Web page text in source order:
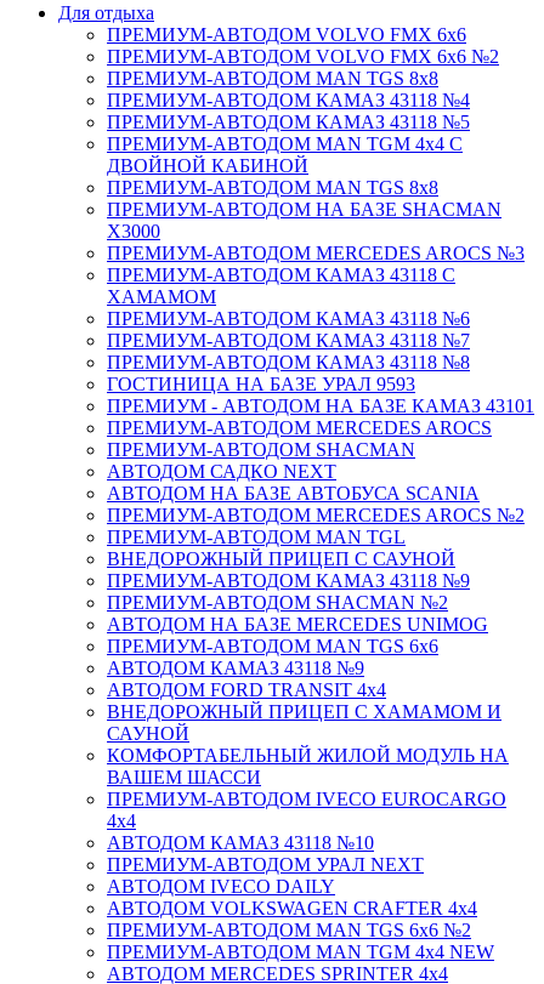
Для отдыха
ПРЕМИУМ-АВТОДОМ VOLVO FMX 6x6
ПРЕМИУМ-АВТОДОМ VOLVO FMX 6x6 №2
ПРЕМИУМ-АВТОДОМ MAN TGS 8х8
ПРЕМИУМ-АВТОДОМ КАМАЗ 43118 №4
ПРЕМИУМ-АВТОДОМ КАМАЗ 43118 №5
ПРЕМИУМ-АВТОДОМ MAN TGM 4х4 С
ДВОЙНОЙ КАБИНОЙ
ПРЕМИУМ-АВТОДОМ MAN TGS 8х8
ПРЕМИУМ-АВТОДОМ НА БАЗЕ SHACMAN
X3000
ПРЕМИУМ-АВТОДОМ MERCEDES AROCS №3
ПРЕМИУМ-АВТОДОМ КАМАЗ 43118 С
ХАМАМОМ
ПРЕМИУМ-АВТОДОМ КАМАЗ 43118 №6
ПРЕМИУМ-АВТОДОМ КАМАЗ 43118 №7
ПРЕМИУМ-АВТОДОМ КАМАЗ 43118 №8
ГОСТИНИЦА НА БАЗЕ УРАЛ 9593
ПРЕМИУМ - АВТОДОМ НА БАЗЕ КАМАЗ 43101
ПРЕМИУМ-АВТОДОМ MERCEDES AROCS
ПРЕМИУМ-АВТОДОМ SHACMAN
АВТОДОМ САДКО NEXT
АВТОДОМ НА БАЗЕ АВТОБУСА SCANIA
ПРЕМИУМ-АВТОДОМ MERCEDES AROCS №2
ПРЕМИУМ-АВТОДОМ MAN TGL
ВНЕДОРОЖНЫЙ ПРИЦЕП С САУНОЙ
ПРЕМИУМ-АВТОДОМ КАМАЗ 43118 №9
ПРЕМИУМ-АВТОДОМ SHACMAN №2
АВТОДОМ НА БАЗЕ MERCEDES UNIMOG
ПРЕМИУМ-АВТОДОМ MAN TGS 6х6
АВТОДОМ КАМАЗ 43118 №9
АВТОДОМ FORD TRANSIT 4x4
ВНЕДОРОЖНЫЙ ПРИЦЕП С ХАМАМОМ И
САУНОЙ
КОМФОРТАБЕЛЬНЫЙ ЖИЛОЙ МОДУЛЬ НА
ВАШЕМ ШАССИ
ПРЕМИУМ-АВТОДОМ IVECO EUROCARGO
4х4
АВТОДОМ КАМАЗ 43118 №10
ПРЕМИУМ-АВТОДОМ УРАЛ NEXT
АВТОДОМ IVECO DAILY
АВТОДОМ VOLKSWAGEN CRAFTER 4х4
ПРЕМИУМ-АВТОДОМ MAN TGS 6х6 №2
ПРЕМИУМ-АВТОДОМ MAN TGM 4x4 NEW
АВТОДОМ MERCEDES SPRINTER 4x4